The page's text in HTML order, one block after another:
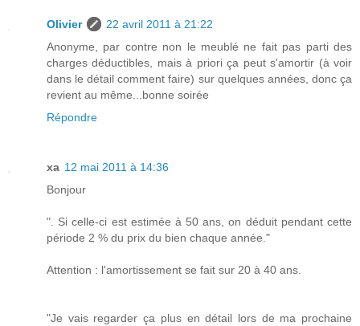
Olivier
22 avril 2011 à 21:22
Anonyme, par contre non le meublé ne fait pas parti des
charges déductibles, mais à priori ça peut s'amortir (à voir
dans le détail comment faire) sur quelques années, donc ça
revient au même...bonne soirée
Répondre
xa 12 mai 2011 à 14:36
Bonjour
". Si celle-ci est estimée à 50 ans, on déduit pendant cette
période 2 % du prix du bien chaque année."
Attention : l'amortissement se fait sur 20 à 40 ans.
"Je vais regarder ça plus en détail lors de ma prochaine